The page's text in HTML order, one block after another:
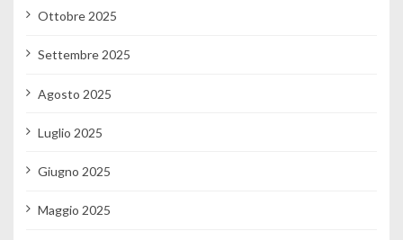
Ottobre 2025
Settembre 2025
Agosto 2025
Luglio 2025
Giugno 2025
Maggio 2025